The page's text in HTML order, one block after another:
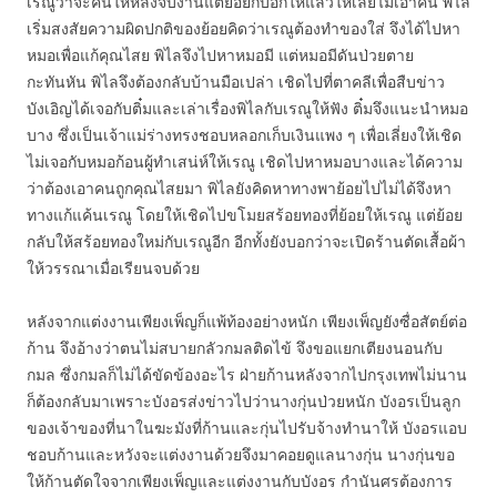
เริ่มสงสัยความผิดปกติของย้อยคิดว่าเรณูต้องทำของใส่ จึงได้ไปหา
หมอเพื่อแก้คุณไสย พิไลจึงไปหาหมอมี แต่หมอมีดันป่วยตาย
กะทันหัน พิไลจึงต้องกลับบ้านมือเปล่า เชิดไปที่ตาคลีเพื่อสืบข่าว
บังเอิญได้เจอกับติ๋มและเล่าเรื่องพิไลกับเรณูให้ฟัง ติ๋มจึงแนะนำหมอ
บาง ซึ่งเป็นเจ้าแม่ร่างทรงชอบหลอกเก็บเงินแพง ๆ เพื่อเลี่ยงให้เชิด
ไม่เจอกับหมอก้อนผู้ทำเสน่ห์ให้เรณู เชิดไปหาหมอบางและได้ความ
ว่าต้องเอาคนถูกคุณไสยมา พิไลยังคิดหาทางพาย้อยไปไม่ได้จึงหา
ทางแก้แค้นเรณู โดยให้เชิดไปขโมยสร้อยทองที่ย้อยให้เรณู แต่ย้อย
กลับให้สร้อยทองใหม่กับเรณูอีก อีกทั้งยังบอกว่าจะเปิดร้านตัดเสื้อผ้า
ให้วรรณาเมื่อเรียนจบด้วย
หลังจากแต่งงานเพียงเพ็ญก็แพ้ท้องอย่างหนัก เพียงเพ็ญยังซื่อสัตย์ต่อ
ก้าน จึงอ้างว่าตนไม่สบายกลัวกมลติดไข้ จึงขอแยกเตียงนอนกับ
กมล ซึ่งกมลก็ไม่ได้ขัดข้องอะไร ฝ่ายก้านหลังจากไปกรุงเทพไม่นาน
ก็ต้องกลับมาเพราะบังอรส่งข่าวไปว่านางกุ่นป่วยหนัก บังอรเป็นลูก
ของเจ้าของที่นาในฆะมังที่ก้านและกุ่นไปรับจ้างทำนาให้ บังอรแอบ
ชอบก้านและหวังจะแต่งงานด้วยจึงมาคอยดูแลนางกุ่น นางกุ่นขอ
ให้ก้านตัดใจจากเพียงเพ็ญและแต่งงานกับบังอร กำนันศรต้องการ